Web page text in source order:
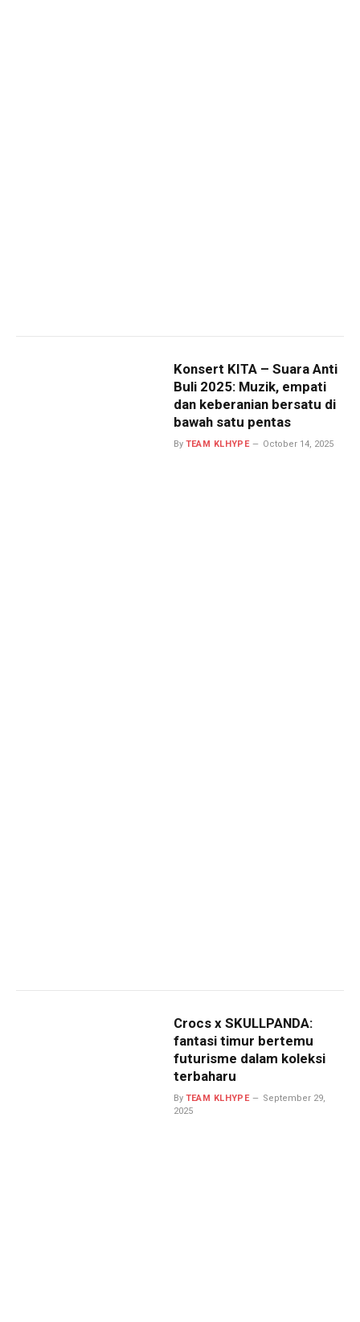
Konsert KITA – Suara Anti
Buli 2025: Muzik, empati
dan keberanian bersatu di
bawah satu pentas
By TEAM KLHYPE October 14, 2025
Crocs x SKULLPANDA:
fantasi timur bertemu
futurisme dalam koleksi
terbaharu
By TEAM KLHYPE
September 29,
2025